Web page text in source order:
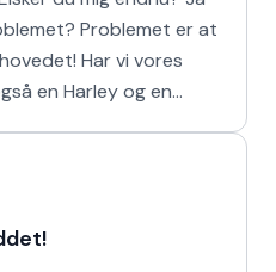
er at
Har vi vores